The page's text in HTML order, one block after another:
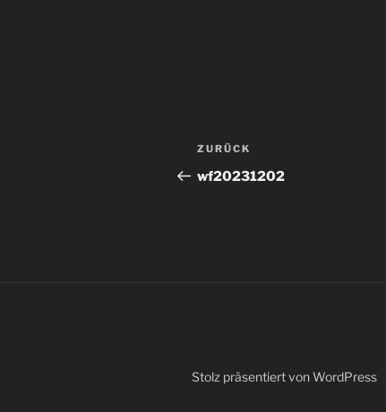
Beitragsnavigation
Vorheriger
Beitrag
ZURÜCK
wf20231202
Stolz präsentiert von WordPress